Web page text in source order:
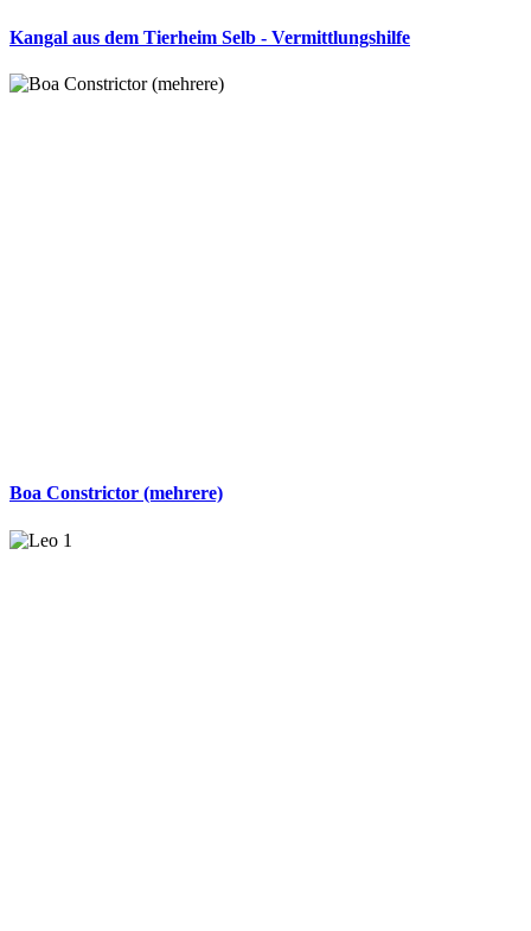
Kangal aus dem Tierheim Selb - Vermittlungshilfe
Boa Constrictor (mehrere)